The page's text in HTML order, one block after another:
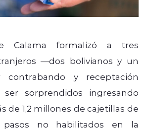
Calama formalizó a tres
—dos bolivianos y un
y receptación
sorprendidos ingresando
de 1,2 millones de cajetillas de
pasos no habilitados en la